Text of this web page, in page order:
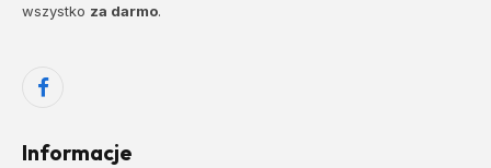
wszystko za darmo.
Facebook
Informacje